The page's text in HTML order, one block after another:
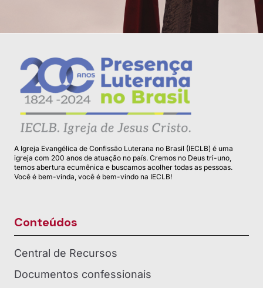
A Igreja Evangélica de Confissão Luterana no Brasil (IECLB) é uma
igreja com 200 anos de atuação no país. Cremos no Deus tri-uno,
temos abertura ecumênica e buscamos acolher todas as pessoas.
Você é bem-vinda, você é bem-vindo na IECLB!
Conteúdos
Central de Recursos
Documentos confessionais